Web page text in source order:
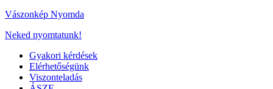
Vászonkép Nyomda
Neked nyomtatunk!
Gyakori kérdések
Elérhetőségünk
Viszonteladás